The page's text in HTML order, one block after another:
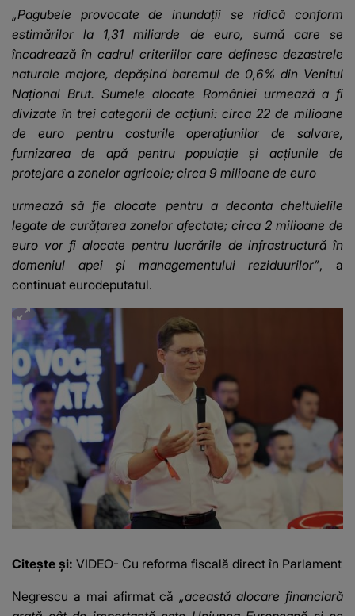
„Pagubele provocate de inundaţii se ridică conform
estimărilor la 1,31 miliarde de euro, sumă care se
încadrează în cadrul criteriilor care definesc dezastrele
naturale majore, depăşind baremul de 0,6% din Venitul
Naţional Brut. Sumele alocate României urmează a fi
divizate în trei categorii de acţiuni: circa 22 de milioane
de euro pentru costurile operaţiunilor de salvare,
furnizarea de apă pentru populaţie şi acţiunile de
protejare a zonelor agricole; circa 9 milioane de euro
urmează să fie alocate pentru a deconta cheltuielile
legate de curăţarea zonelor afectate; circa 2 milioane de
euro vor fi alocate pentru lucrările de infrastructură în
domeniul apei şi managementului reziduurilor”, a
continuat eurodeputatul.
Citește și: VIDEO- Cu reforma fiscală direct în Parlament
Negrescu a mai afirmat că „această alocare financiară